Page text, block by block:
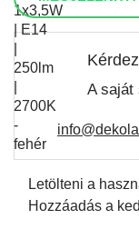
A saját
Letölteni a
Hozzáadás a